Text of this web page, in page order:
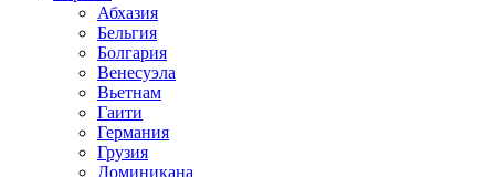
Абхазия
Бельгия
Болгария
Венесуэла
Вьетнам
Гаити
Германия
Грузия
Доминикана